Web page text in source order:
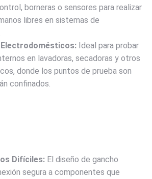
borneras o sensores para realizar
libres en sistemas de
Electrodomésticos: Ideal para probar
en lavadoras, secadoras y otros
donde los puntos de prueba son
confinados.
Difíciles: El diseño de gancho
segura a componentes que